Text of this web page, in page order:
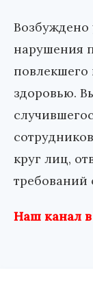
Возбуждено
нарушения
повлекшего
здоровью.
круг лиц,
требований
Наш канал